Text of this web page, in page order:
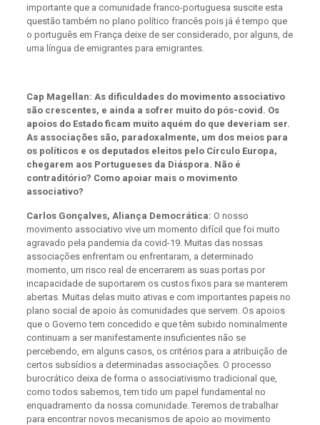
importante que a comunidade franco-portuguesa suscite esta
questão também no plano político francês pois já é tempo que
o português em França deixe de ser considerado, por alguns, de
uma língua de emigrantes para emigrantes.
Cap Magellan: As dificuldades do movimento associativo
são crescentes, e ainda a sofrer muito do pós-covid. Os
apoios do Estado ficam muito aquém do que deveriam ser.
As associações são, paradoxalmente, um dos meios para
os políticos e os deputados eleitos pelo Círculo Europa,
chegarem aos Portugueses da Diáspora. Não é
contraditório? Como apoiar mais o movimento
associativo?
Carlos Gonçalves, Aliança Democrática: O nosso
movimento associativo vive um momento difícil que foi muito
agravado pela pandemia da covid-19. Muitas das nossas
associações enfrentam ou enfrentaram, a determinado
momento, um risco real de encerrarem as suas portas por
incapacidade de suportarem os custos fixos para se manterem
abertas. Muitas delas muito ativas e com importantes papeis no
plano social de apoio às comunidades que servem. Os apoios
que o Governo tem concedido e que têm subido nominalmente
continuam a ser manifestamente insuficientes não se
percebendo, em alguns casos, os critérios para a atribuição de
certos subsídios a determinadas associações. O processo
burocrático deixa de forma o associativismo tradicional que,
como todos sabemos, tem tido um papel fundamental no
enquadramento da nossa comunidade. Teremos de trabalhar
para encontrar novos mecanismos de apoio ao movimento